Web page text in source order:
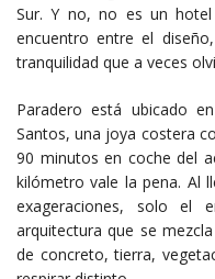
Sur. Y no, no es un
encuentro entre el
tranquilidad que a veces
Paradero está ubicado
Santos, una joya costera
90 minutos en coche del
kilómetro vale la pena. Al
exageraciones, solo el
arquitectura que se
de concreto, tierra,